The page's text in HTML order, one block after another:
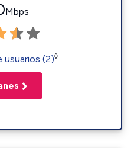
Mbps
usuarios (2)◊